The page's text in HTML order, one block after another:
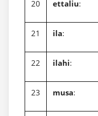
20 ettaliu:
21 ila:
22 ilahi:
23 musa: